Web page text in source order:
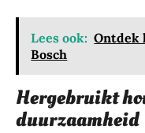
Lees ook: Ontdek
Bosch
Hergebruikt
duurzaamheid